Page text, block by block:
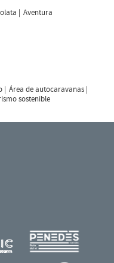
Aventura
Área de autocaravanas
sostenible